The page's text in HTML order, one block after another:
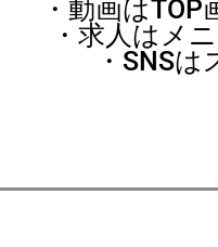
・動画はTOP
・求人はメ
・SNSは